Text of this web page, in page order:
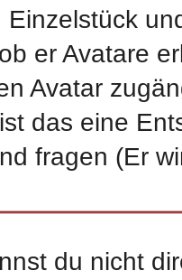
Einzelstück
er Avatare
Avatar
das eine
fragen (Er
du nicht